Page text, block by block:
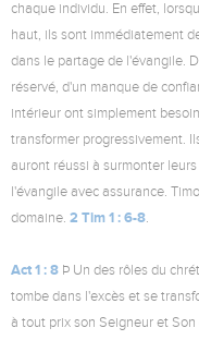
chaque individu. En effet,
haut, ils sont immédiatement
dans le partage de l'évangile.
réservé, d'un manque de
intérieur ont simplement
transformer progressivement.
auront réussi à surmonter
l'évangile avec assurance.
domaine. 2 Tim 1 : 6-8.
Act 1 : 8 Þ Un des rôles du
tombe dans l'excès et se
à tout prix son Seigneur et